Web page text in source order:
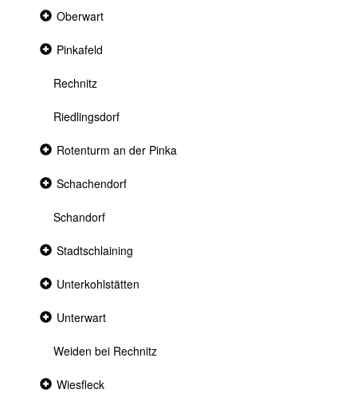
Collapsed
Oberwart
Collapsed
Pinkafeld
Rechnitz
Riedlingsdorf
Collapsed
Rotenturm an der Pinka
Collapsed
Schachendorf
Schandorf
Collapsed
Stadtschlaining
Collapsed
Unterkohlstätten
Collapsed
Unterwart
Weiden bei Rechnitz
Collapsed
Wiesfleck